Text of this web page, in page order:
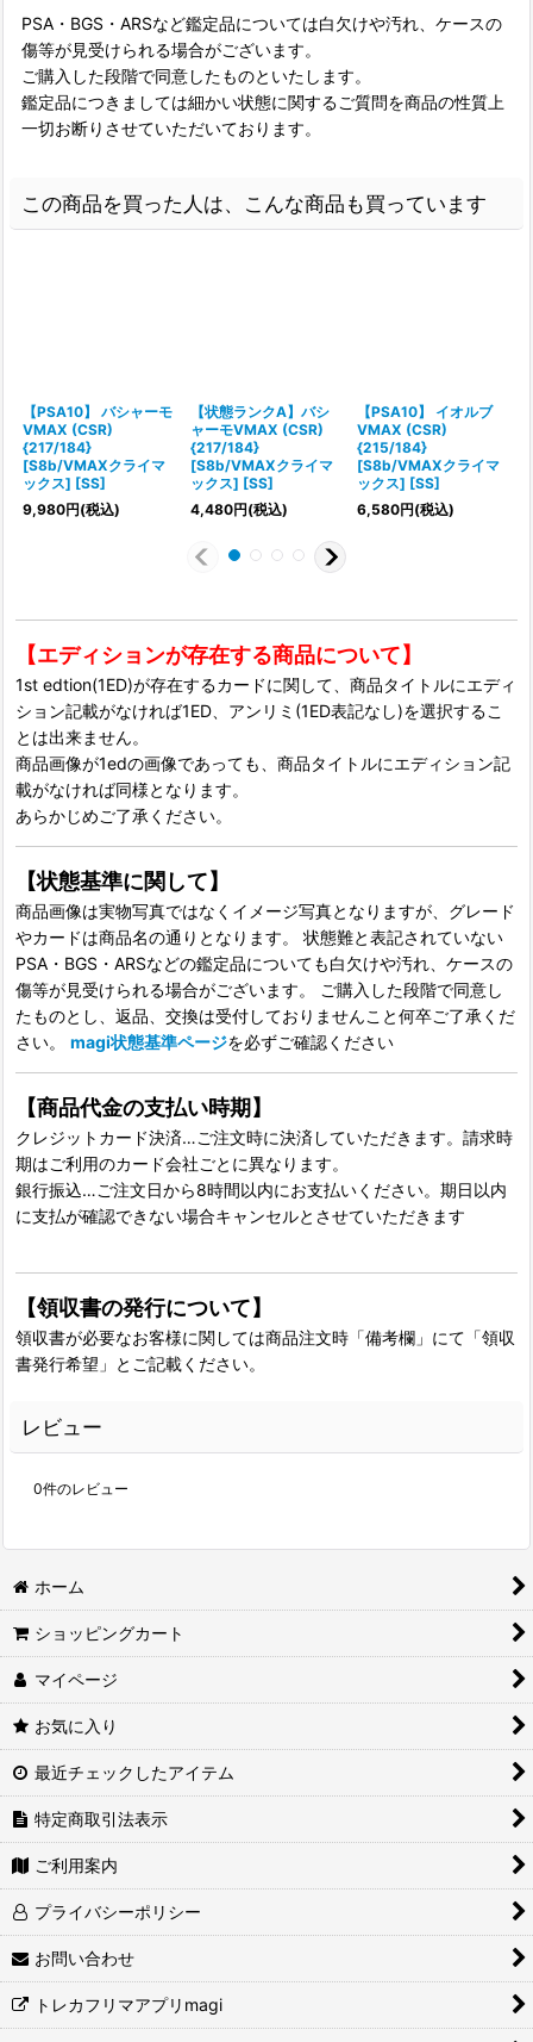
PSA・BGS・ARSなど鑑定品については白欠けや汚れ、ケースの
傷等が見受けられる場合がございます。
ご購入した段階で同意したものといたします。
鑑定品につきましては細かい状態に関するご質問を商品の性質上
一切お断りさせていただいております。
この商品を買った人は、こんな商品も買っています
【PSA10】 バシャーモ
VMAX (CSR)
{217/184}
[S8b/VMAXクライマ
ックス] [SS]
9,980円(税込)
【状態ランクA】バシ
ャーモVMAX (CSR)
{217/184}
[S8b/VMAXクライマ
ックス] [SS]
4,480円(税込)
【PSA10】 イオルブ
VMAX (CSR)
{215/184}
[S8b/VMAXクライマ
ックス] [SS]
6,580円(税込)
【エディションが存在する商品について】
1st edtion(1ED)が存在するカードに関して、商品タイトルにエディ
ション記載がなければ1ED、アンリミ(1ED表記なし)を選択するこ
とは出来ません。
商品画像が1edの画像であっても、商品タイトルにエディション記
載がなければ同様となります。
あらかじめご了承ください。
【状態基準に関して】
商品画像は実物写真ではなくイメージ写真となりますが、グレード
やカードは商品名の通りとなります。 状態難と表記されていない
PSA・BGS・ARSなどの鑑定品についても白欠けや汚れ、ケースの
傷等が見受けられる場合がございます。 ご購入した段階で同意し
たものとし、返品、交換は受付しておりませんこと何卒ご了承くだ
さい。 magi状態基準ページを必ずご確認ください
【商品代金の支払い時期】
クレジットカード決済…ご注文時に決済していただきます。請求時
期はご利用のカード会社ごとに異なります。
銀行振込…ご注文日から8時間以内にお支払いください。期日以内
に支払が確認できない場合キャンセルとさせていただきます
【領収書の発行について】
領収書が必要なお客様に関しては商品注文時「備考欄」にて「領収
書発行希望」とご記載ください。
レビュー
0件のレビュー
ホーム
ショッピングカート
マイページ
お気に入り
最近チェックしたアイテム
特定商取引法表示
ご利用案内
プライバシーポリシー
お問い合わせ
トレカフリマアプリmagi